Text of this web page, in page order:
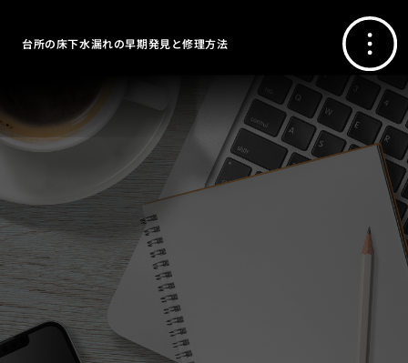
台所の床下水漏れの早期発見と修理方法